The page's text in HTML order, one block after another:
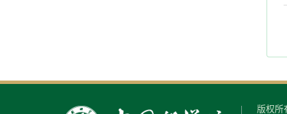
版权所